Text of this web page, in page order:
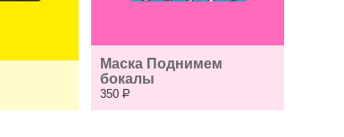
Маска Поднимем
бокалы
350 Р